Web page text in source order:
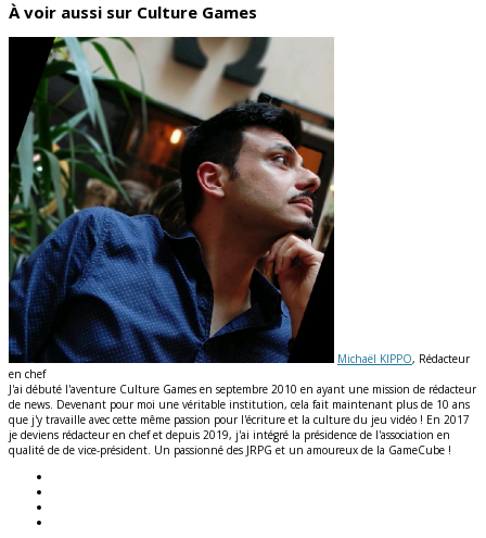
À voir aussi sur Culture Games
Michaël KIPPO, Rédacteur
en chef
J'ai débuté l'aventure Culture Games en septembre 2010 en ayant une mission de rédacteur
de news. Devenant pour moi une véritable institution, cela fait maintenant plus de 10 ans
que j'y travaille avec cette même passion pour l'écriture et la culture du jeu vidéo ! En 2017
je deviens rédacteur en chef et depuis 2019, j'ai intégré la présidence de l'association en
qualité de de vice-président. Un passionné des JRPG et un amoureux de la GameCube !